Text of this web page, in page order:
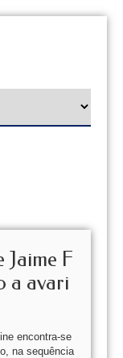
F
a avari
encontra-se
na sequência